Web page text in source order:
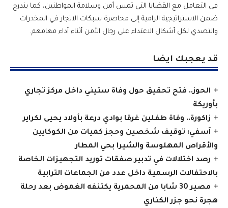
في التعامل مع القضايا التي تمس أمن وسلامة المواطنين، كما يندرج
ضمن الاستراتيجية الرامية إلى محاصرة شبكات الاتجار في المخدرات
والتصدي لكل أشكال الاعتداء على رجال الأمن أثناء أداء مهامهم.
قد يعجبك ايضا
الحوز.. فتح تحقيق حول وفاة ستيني داخل مركز تجاري
بأوريكة
زاكورة.. وفاة طفلين غرقا بوادي درعة بأولاد يحيى لكراير
آسفي: توقيف شخصين وحجز كميات من الكوكايين
والأقراص المهلوسة والشيرا بحي المطار
رصد اختلالات في تدبير صفقات توريد التجهيزات الخاصة
بالاحتفالات الرسمية داخل عدد من الجماعات الترابية
مصير 30 شابا من المحمرية يكتنفه الغموض بعد رحلة
هجرة نحو جزر الكناري